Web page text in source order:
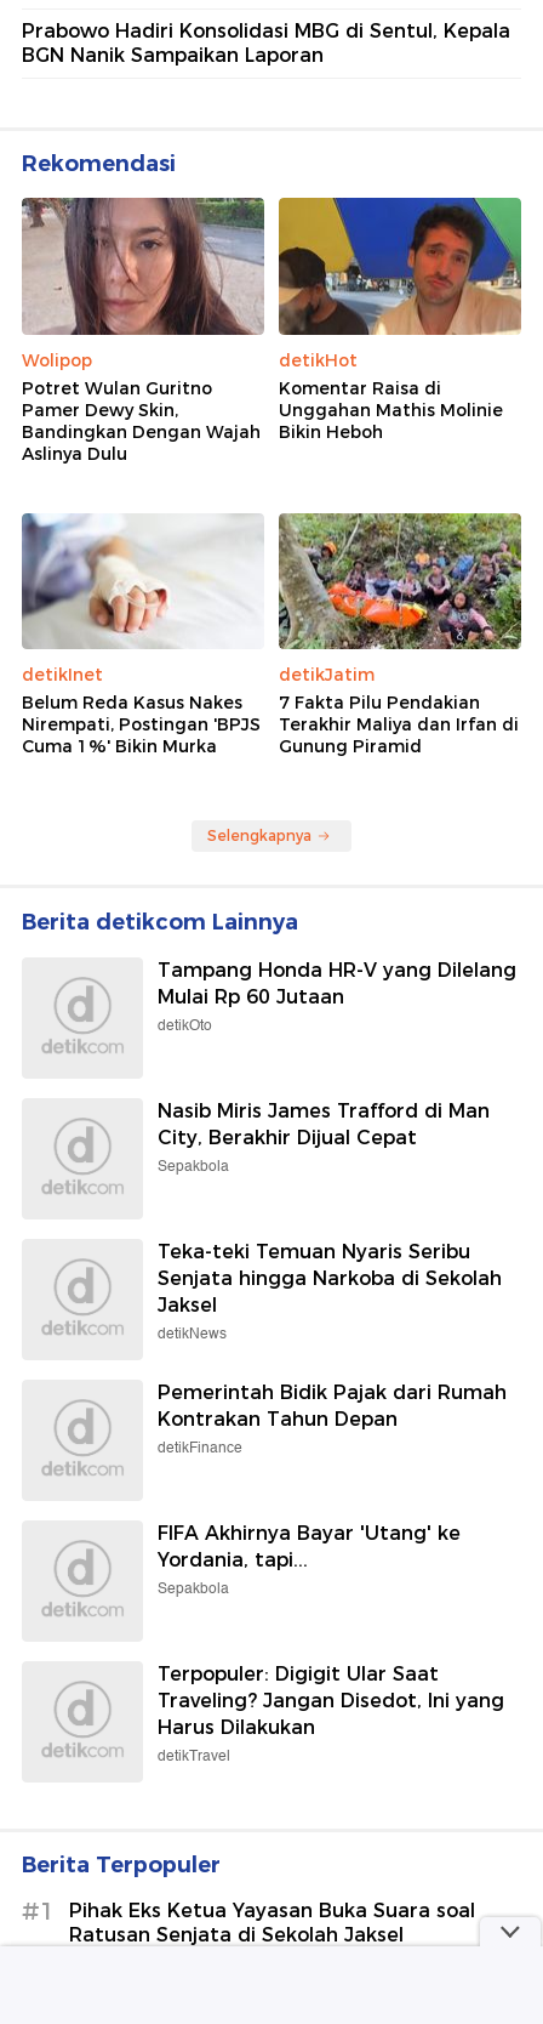
Prabowo Hadiri Konsolidasi MBG di Sentul, Kepala
BGN Nanik Sampaikan Laporan
Rekomendasi
Wolipop
Potret Wulan Guritno
Pamer Dewy Skin,
Bandingkan Dengan Wajah
Aslinya Dulu
detikHot
Komentar Raisa di
Unggahan Mathis Molinie
Bikin Heboh
detikInet
Belum Reda Kasus Nakes
Nirempati, Postingan 'BPJS
Cuma 1%' Bikin Murka
detikJatim
7 Fakta Pilu Pendakian
Terakhir Maliya dan Irfan di
Gunung Piramid
Selengkapnya
Berita detikcom Lainnya
Tampang Honda HR-V yang Dilelang
Mulai Rp 60 Jutaan
detikOto
Nasib Miris James Trafford di Man
City, Berakhir Dijual Cepat
Sepakbola
Teka-teki Temuan Nyaris Seribu
Senjata hingga Narkoba di Sekolah
Jaksel
detikNews
Pemerintah Bidik Pajak dari Rumah
Kontrakan Tahun Depan
detikFinance
FIFA Akhirnya Bayar 'Utang' ke
Yordania, tapi...
Sepakbola
Terpopuler: Digigit Ular Saat
Traveling? Jangan Disedot, Ini yang
Harus Dilakukan
detikTravel
Berita Terpopuler
#1
Pihak Eks Ketua Yayasan Buka Suara soal
Ratusan Senjata di Sekolah Jaksel